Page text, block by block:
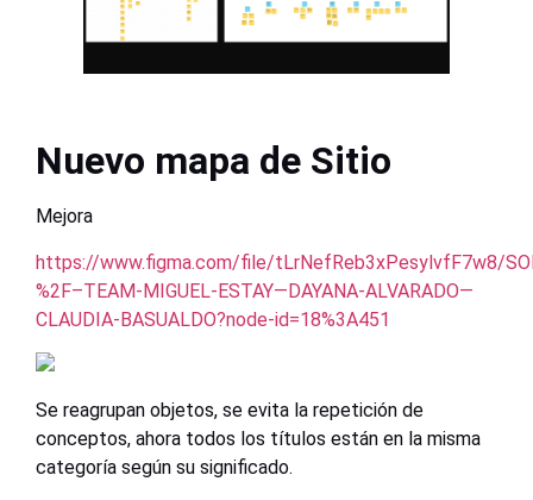
Nuevo mapa de Sitio
Mejora
https://www.figma.com/file/tLrNefReb3xPesylvfF7w8/
%2F–TEAM-MIGUEL-ESTAY—DAYANA-ALVARADO—
CLAUDIA-BASUALDO?node-id=18%3A451
Se reagrupan objetos, se evita la repetición de
conceptos, ahora todos los títulos están en la misma
categoría según su significado.